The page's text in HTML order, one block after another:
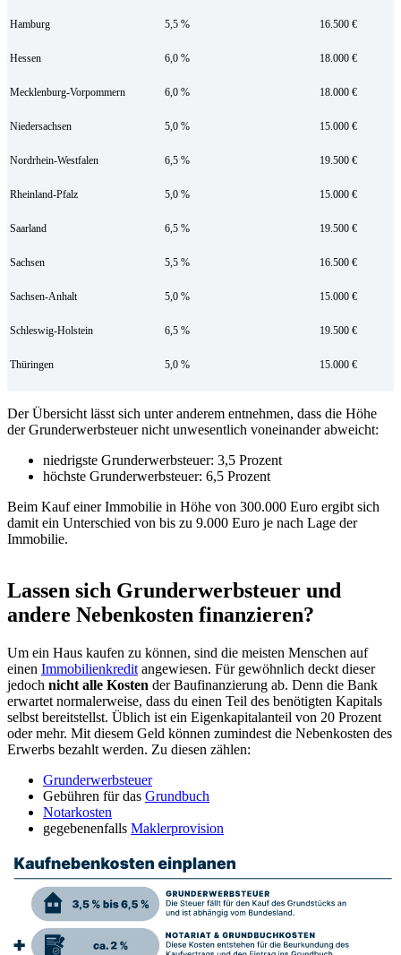
Hamburg 5,5 % 16.500 €
Hessen 6,0 % 18.000 €
Mecklenburg-Vorpommern 6,0 % 18.000 €
Niedersachsen 5,0 % 15.000 €
Nordrhein-Westfalen 6,5 % 19.500 €
Rheinland-Pfalz 5,0 % 15.000 €
Saarland 6,5 % 19.500 €
Sachsen 5,5 % 16.500 €
Sachsen-Anhalt 5,0 % 15.000 €
Schleswig-Holstein 6,5 % 19.500 €
Thüringen 5,0 % 15.000 €
Der Übersicht lässt sich unter anderem entnehmen, dass die Höhe
der Grunderwerbsteuer nicht unwesentlich voneinander abweicht:
niedrigste Grunderwerbsteuer: 3,5 Prozent
höchste Grunderwerbsteuer: 6,5 Prozent
Beim Kauf einer Immobilie in Höhe von 300.000 Euro ergibt sich
damit ein Unterschied von bis zu 9.000 Euro je nach Lage der
Immobilie.
Lassen sich Grunderwerbsteuer und
andere Nebenkosten finanzieren?
Um ein Haus kaufen zu können, sind die meisten Menschen auf
einen Immobilienkredit angewiesen. Für gewöhnlich deckt dieser
jedoch nicht alle Kosten der Baufinanzierung ab. Denn die Bank
erwartet normalerweise, dass du einen Teil des benötigten Kapitals
selbst bereitstellst. Üblich ist ein Eigenkapitalanteil von 20 Prozent
oder mehr. Mit diesem Geld können zumindest die Nebenkosten des
Erwerbs bezahlt werden. Zu diesen zählen:
Grunderwerbsteuer
Gebühren für das Grundbuch
Notarkosten
gegebenenfalls Maklerprovision